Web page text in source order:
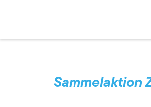
Sammelaktion